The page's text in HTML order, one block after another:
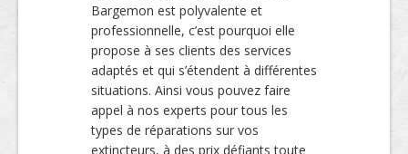
Bargemon est polyvalente et
professionnelle, c’est pourquoi elle
propose à ses clients des services
adaptés et qui s’étendent à différentes
situations. Ainsi vous pouvez faire
appel à nos experts pour tous les
types de réparations sur vos
extincteurs, à des prix défiants toute